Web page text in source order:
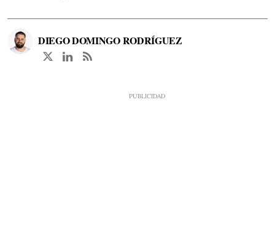
DIEGO DOMINGO RODRÍGUEZ